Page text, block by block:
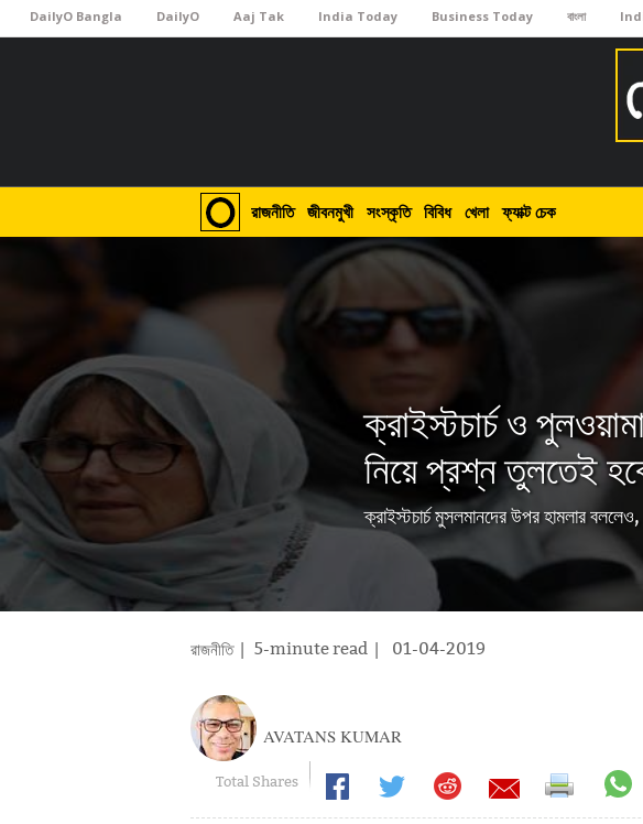
DailyO Bangla DailyO Aaj Tak India Today Business Today বাংলা
রাজনীতি জীবনমুখী সংস্কৃতি বিবিধ খেলা ফ্যাক্ট চেক
ক্রাইস্টচার্চ ও
নিয়ে প্রশ্ন তুলতেই
ক্রাইস্টচার্চ মুসলমানদের উপর হামলার বললেও,
রাজনীতি| 5-minute read | 01-04-2019
AVATANS KUMAR
Total Shares